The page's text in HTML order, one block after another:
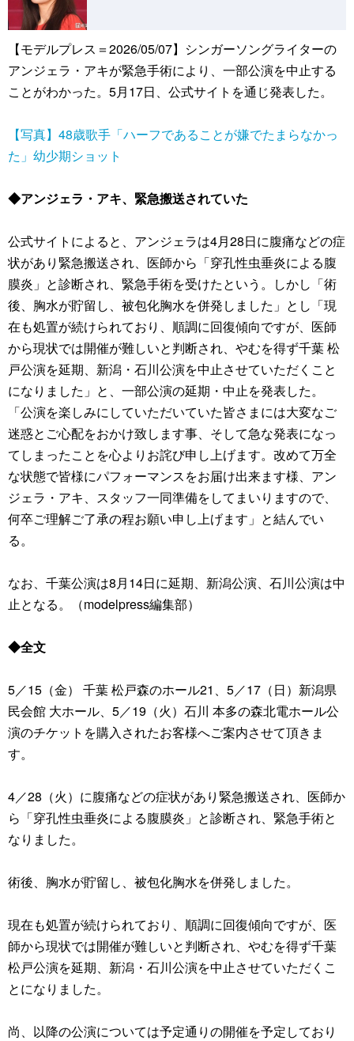
【モデルプレス＝2026/05/07】シンガーソングライターの
アンジェラ・アキが緊急手術により、一部公演を中止する
ことがわかった。5月17日、公式サイトを通じ発表した。
【写真】48歳歌手「ハーフであることが嫌でたまらなかっ
た」幼少期ショット
◆アンジェラ・アキ、緊急搬送されていた
公式サイトによると、アンジェラは4月28日に腹痛などの症
状があり緊急搬送され、医師から「穿孔性虫垂炎による腹
膜炎」と診断され、緊急手術を受けたという。しかし「術
後、胸水が貯留し、被包化胸水を併発しました」とし「現
在も処置が続けられており、順調に回復傾向ですが、医師
から現状では開催が難しいと判断され、やむを得ず千葉 松
戸公演を延期、新潟・石川公演を中止させていただくこと
になりました」と、一部公演の延期・中止を発表した。
「公演を楽しみにしていただいていた皆さまには大変なご
迷惑とご心配をおかけ致します事、そして急な発表になっ
てしまったことを心よりお詫び申し上げます。改めて万全
な状態で皆様にパフォーマンスをお届け出来ます様、アン
ジェラ・アキ、スタッフ一同準備をしてまいりますので、
何卒ご理解ご了承の程お願い申し上げます」と結んでい
る。
なお、千葉公演は8月14日に延期、新潟公演、石川公演は中
止となる。（modelpress編集部）
◆全文
5／15（金） 千葉 松戸森のホール21、5／17（日）新潟県
民会館 大ホール、5／19（火）石川 本多の森北電ホール公
演のチケットを購入されたお客様へご案内させて頂きま
す。
4／28（火）に腹痛などの症状があり緊急搬送され、医師か
ら「穿孔性虫垂炎による腹膜炎」と診断され、緊急手術と
なりました。
術後、胸水が貯留し、被包化胸水を併発しました。
現在も処置が続けられており、順調に回復傾向ですが、医
師から現状では開催が難しいと判断され、やむを得ず千葉
松戸公演を延期、新潟・石川公演を中止させていただくこ
とになりました。
尚、以降の公演については予定通りの開催を予定しており